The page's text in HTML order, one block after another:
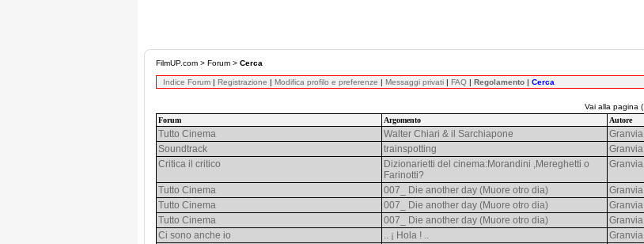
FilmUP.com > Forum > Cerca
Indice Forum | Registrazione | Modifica profilo e preferenze | Messaggi privati | FAQ | Regolamento | Cerca
Vai alla pagina (
Forum
Argomento Autore
Tutto Cinema Walter Chiari & il Sarchiapone Granvia
Soundtrack
trainspotting Granvia
Critica il critico
Dizionarietti del cinema:Morandini ,Mereghetti o
Farinotti?
Granvia
Tutto Cinema 007_ Die another day (Muore otro dia) Granvia
Tutto Cinema
007_ Die another day (Muore otro dia) Granvia
Tutto Cinema
007_ Die another day (Muore otro dia) Granvia
Ci sono anche io
.. ¡ Hola ! .. Granvia